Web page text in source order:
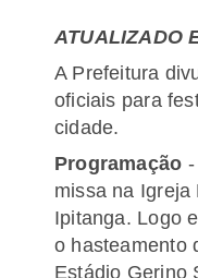
ATUALIZADO
A Prefeitura
oficiais para
cidade.
Programação
missa na Igreja
Ipitanga. Logo
o hasteamento
Estádio Gerino